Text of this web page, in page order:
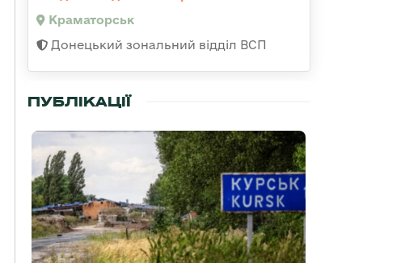
Краматорськ
Донецький зональний відділ ВСП
ПУБЛІКАЦІЇ